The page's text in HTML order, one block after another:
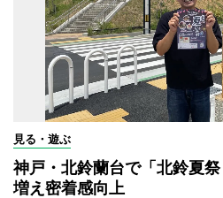
見る・遊ぶ
神戸・北鈴蘭台で「北鈴夏
増え密着感向上